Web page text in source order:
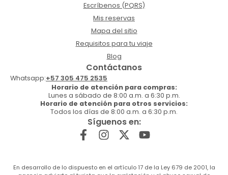
Escríbenos (PQRS)
Mis reservas
Mapa del sitio
Requisitos para tu viaje
Blog
Contáctanos
Whatsapp:+57 305 475 2535
Horario de atención para compras:
Lunes a sábado de 8:00 a.m. a 6:30 p.m.
Horario de atención para otros servicios:
Todos los días de 8:00 a.m. a 6:30 p.m.
Síguenos en:
En desarrollo de lo dispuesto en el artículo 17 de la Ley 679 de 2001, la